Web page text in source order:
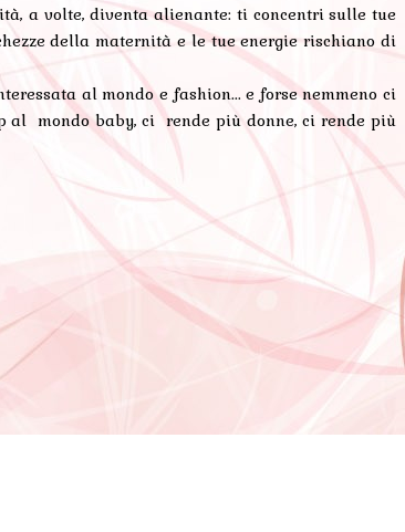
a volte, diventa alienante: ti concentri sulle tue
della maternità e le tue energie rischiano di
al mondo e fashion... e forse nemmeno ci
al mondo baby, ci rende più donne, ci rende più